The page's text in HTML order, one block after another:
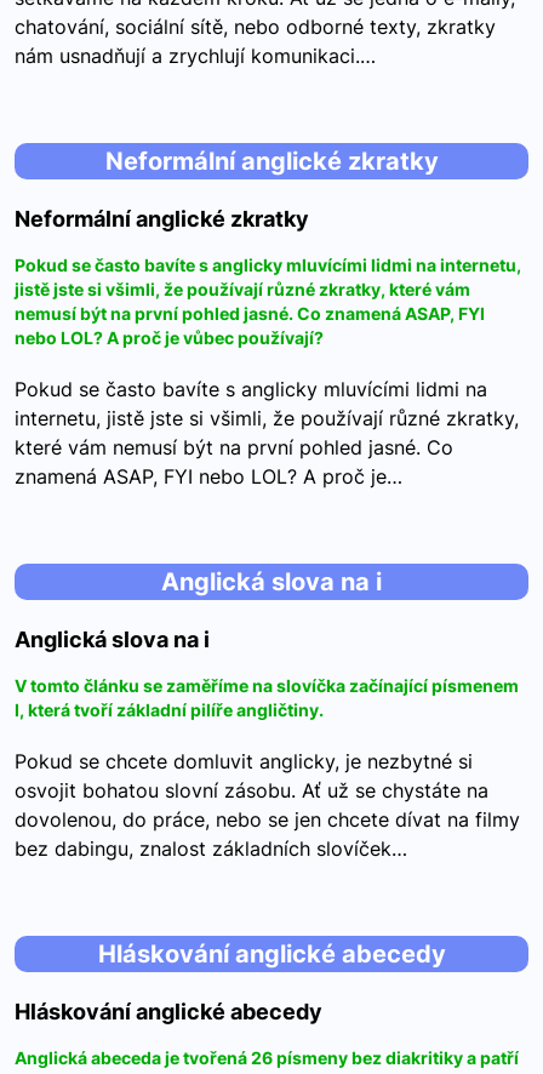
chatování, sociální sítě, nebo odborné texty, zkratky
nám usnadňují a zrychlují komunikaci.…
Neformální anglické zkratky
Neformální anglické zkratky
Pokud se často bavíte s anglicky mluvícími lidmi na internetu,
jistě jste si všimli, že používají různé zkratky, které vám
nemusí být na první pohled jasné. Co znamená ASAP, FYI
nebo LOL? A proč je vůbec používají?
Pokud se často bavíte s anglicky mluvícími lidmi na
internetu, jistě jste si všimli, že používají různé zkratky,
které vám nemusí být na první pohled jasné. Co
znamená ASAP, FYI nebo LOL? A proč je…
Anglická slova na i
Anglická slova na i
V tomto článku se zaměříme na slovíčka začínající písmenem
I, která tvoří základní pilíře angličtiny.
Pokud se chcete domluvit anglicky, je nezbytné si
osvojit bohatou slovní zásobu. Ať už se chystáte na
dovolenou, do práce, nebo se jen chcete dívat na filmy
bez dabingu, znalost základních slovíček…
Hláskování anglické abecedy
Hláskování anglické abecedy
Anglická abeceda je tvořená 26 písmeny bez diakritiky a patří